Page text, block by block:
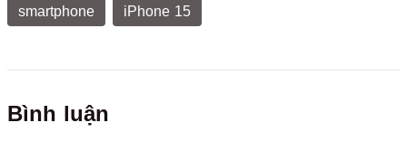
smartphone iPhone 15
Bình luận